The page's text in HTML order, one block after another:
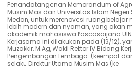
Penandatanganan Memorandum of
Musim Mas dan Universitas Islam Negeri
Medan, untuk merenovasi ruang
lebih modern dan nyaman, yang akan
akademik mahasiswa Pascasarjana
Kerjasama ini dilakukan pada (19/12),
Muzakkir, M.Ag, Wakil Rektor IV Bidang
Pengembangan Lembaga. (keempat
selaku Direktur Utama Musim Mas (ke